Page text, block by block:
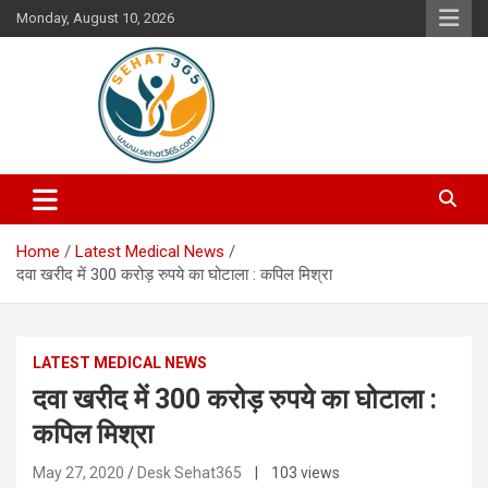
Skip
to
Monday, August 10, 2026
Sehat365
Your's Complete Health Guide
Home
Latest Medical News
दवा खरीद में 300 करोड़ रुपये का घोटाला : कपिल मिश्रा
LATEST MEDICAL NEWS
दवा खरीद में 300 करोड़ रुपये का घोटाला :
कपिल मिश्रा
May 27, 2020 Desk Sehat365 | 103 views